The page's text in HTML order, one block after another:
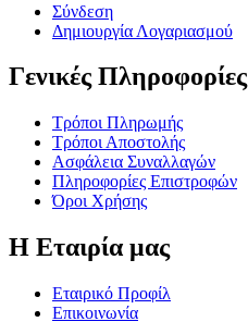
Σύνδεση
Δημιουργία Λογαριασμού
Γενικές Πληροφορίες
Τρόποι Πληρωμής
Τρόποι Αποστολής
Ασφάλεια Συναλλαγών
Πληροφορίες Επιστροφών
Όροι Χρήσης
Η Εταιρία μας
Εταιρικό Προφίλ
Επικοινωνία